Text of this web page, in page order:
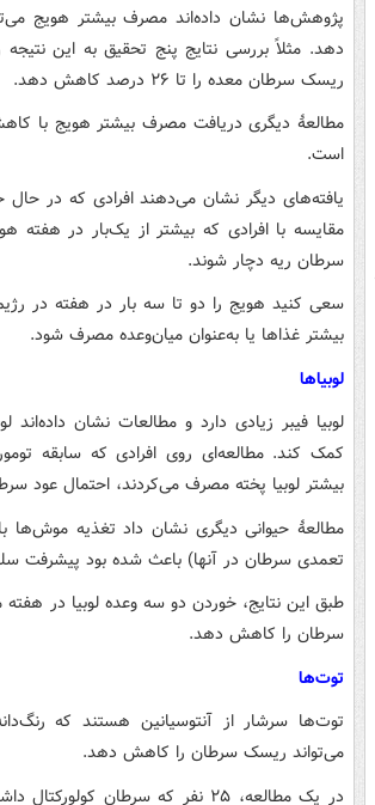
پژوهش‌ها نشان داده‌اند مصرف بیشتر هویج
دهد. مثلاً بررسی نتایج پنج تحقیق به این
ریسک سرطان معده را تا ۲۶ درصد کاهش دهد.
است.
یافته‌های دیگر نشان می‌دهند افرادی که در
مقایسه با افرادی که بیشتر از یک‌بار در هفته
سرطان ریه دچار شوند.
سعی کنید هویج را دو تا سه بار در هفته در
بیشتر غذاها یا به‌عنوان میان‌وعده مصرف شود.
لوبیاها
لوبیا فیبر زیادی دارد و مطالعات نشان داده‌اند
کمک کند. مطالعه‌ای روی افرادی که سابقه
بیشتر لوبیا پخته مصرف می‌کردند، احتمال عود
مطالعهٔ حیوانی دیگری نشان داد تغذیه موش‌ها
تعمدی سرطان در آنها) باعث شده بود پیشرفت سلول‌های
طبق این نتایج، خوردن دو سه وعده لوبیا در
سرطان را کاهش دهد.
توت‌ها
توت‌ها سرشار از آنتوسیانین هستند که
می‌تواند ریسک سرطان را کاهش دهد.
در یک مطالعه، ۲۵ نفر که سرطان